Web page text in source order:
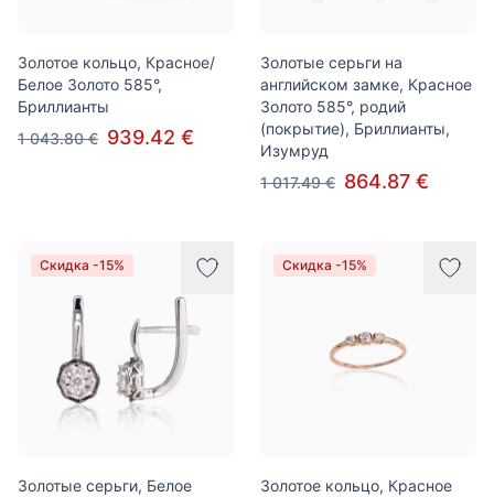
Золотое кольцо, Красное/
Белое Золото 585°,
Бриллианты
1 043.80 € 939.42 €
Золотые серьги на
английском замке, Красное
Золото 585°, родий
(покрытие), Бриллианты,
Изумруд
1 017.49 € 864.87 €
Скидка -15%
Золотые серьги, Белое
Скидка -15%
Золотое кольцо, Красное